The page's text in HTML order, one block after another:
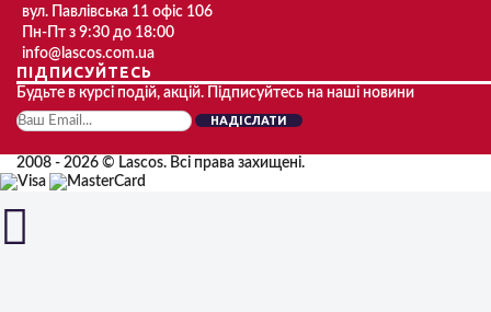
вул. Павлівська 11 офіс 106
Пн-Пт з 9:30 до 18:00
info@lascos.com.ua
ПІДПИСУЙТЕСЬ
Будьте в курсі подій, акцій. Підписуйтесь на наші новини
НАДІСЛАТИ
2008 - 2026 © Lascos. Всі права захищені.